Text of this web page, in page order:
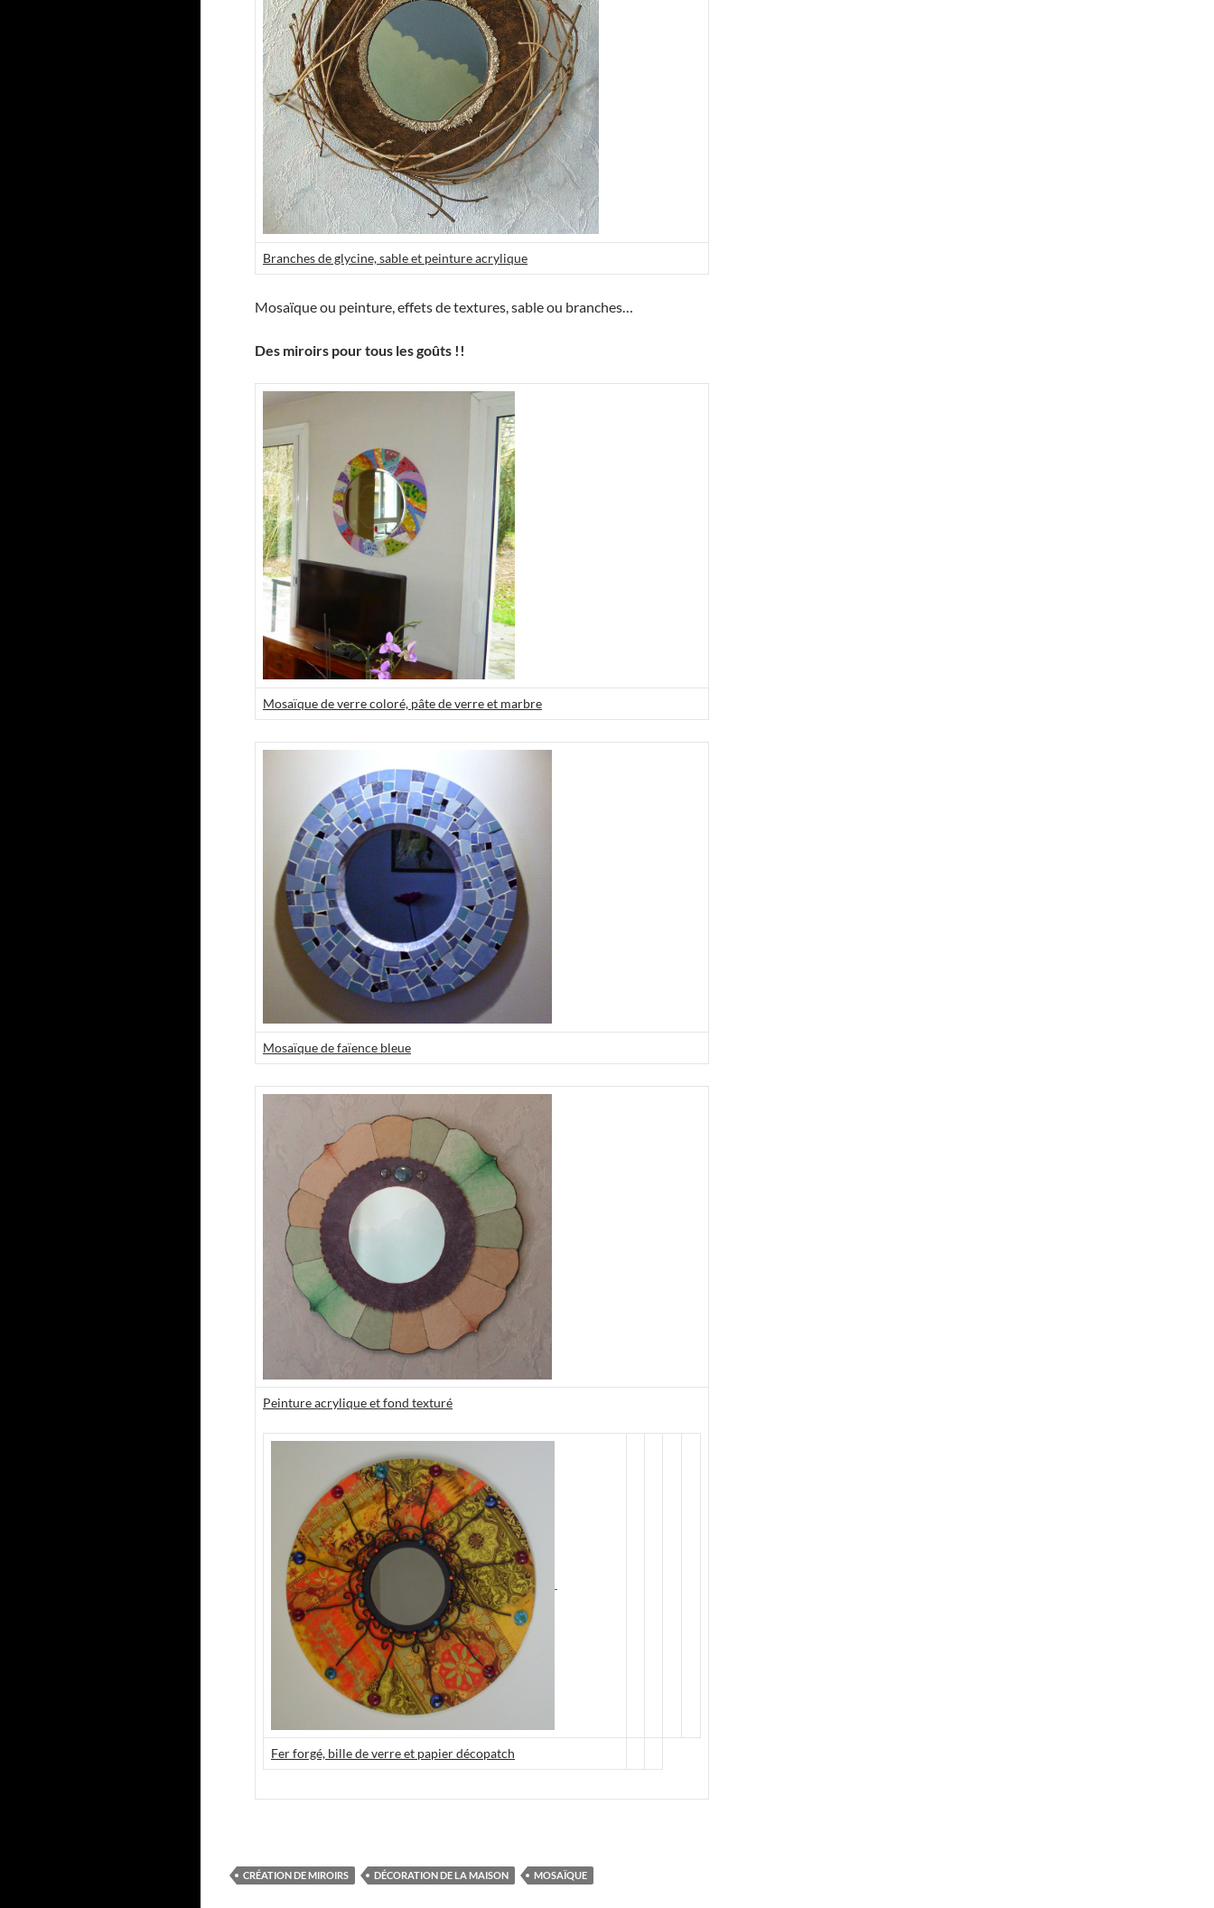
Branches de glycine, sable et peinture acrylique
Mosaïque ou peinture, effets de textures, sable ou branches…
Des miroirs pour tous les goûts !!
Mosaïque de verre coloré, pâte de verre et marbre
Mosaïque de faïence bleue
Peinture acrylique et fond texturé
Fer forgé, bille de verre et papier décopatch
CRÉATION DE MIROIRS DÉCORATION DE LA MAISON MOSAÏQUE